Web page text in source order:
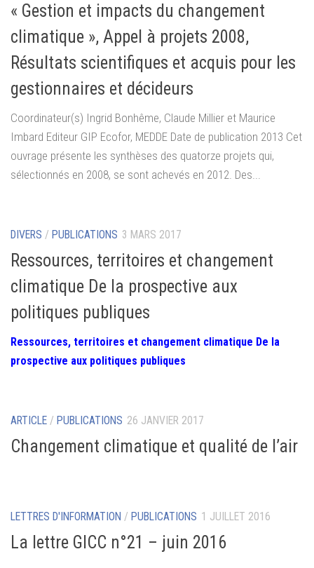
« Gestion et impacts du changement
climatique », Appel à projets 2008,
Résultats scientifiques et acquis pour les
gestionnaires et décideurs
Coordinateur(s) Ingrid Bonhême, Claude Millier et Maurice
Imbard Editeur GIP Ecofor, MEDDE Date de publication 2013 Cet
ouvrage présente les synthèses des quatorze projets qui,
sélectionnés en 2008, se sont achevés en 2012. Des...
DIVERS / PUBLICATIONS 3 MARS 2017
Ressources, territoires et changement
climatique De la prospective aux
politiques publiques
Ressources, territoires et changement climatique De la
prospective aux politiques publiques
ARTICLE / PUBLICATIONS 26 JANVIER 2017
Changement climatique et qualité de l’air
LETTRES D'INFORMATION / PUBLICATIONS 1 JUILLET 2016
La lettre GICC n°21 – juin 2016